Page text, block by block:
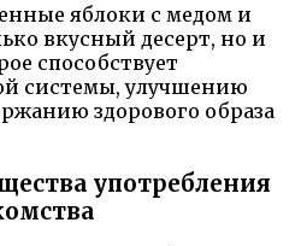
яблоки с медом и
вкусный десерт, но и
способствует
системы, улучшению
здорового образа
употребления